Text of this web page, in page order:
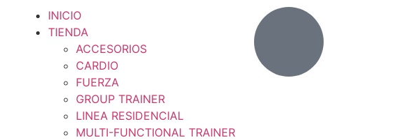
INICIO
TIENDA
ACCESORIOS
CARDIO
FUERZA
GROUP TRAINER
LINEA RESIDENCIAL
MULTI-FUNCTIONAL TRAINER